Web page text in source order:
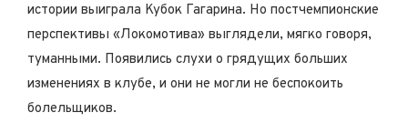
истории выиграла Кубок Гагарина. Но постчемпионские
перспективы «Локомотива» выглядели, мягко говоря,
туманными. Появились слухи о грядущих больших
изменениях в клубе, и они не могли не беспокоить
болельщиков.